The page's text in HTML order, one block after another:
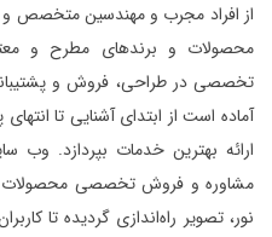
محصولات و برندهای مطرح و
تخصصی در طراحی، فروش و
آماده است از ابتدای آشنایی تا
ارائه بهترین خدمات بپردازد. وب
مشاوره و فروش تخصصی محصولات
نور، تصویر راه‌اندازی گردیده تا